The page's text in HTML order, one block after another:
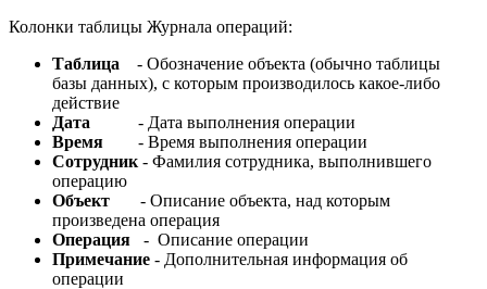
Колонки таблицы Журнала операций:
Таблица - Обозначение объекта (обычно таблицы
базы данных), с которым производилось какое-либо
действие
Дата - Дата выполнения операции
Время - Время выполнения операции
Сотрудник - Фамилия сотрудника, выполнившего
операцию
Объект
- Описание объекта, над которым
произведена операция
Операция
- Описание операции
Примечание - Дополнительная информация об
операции